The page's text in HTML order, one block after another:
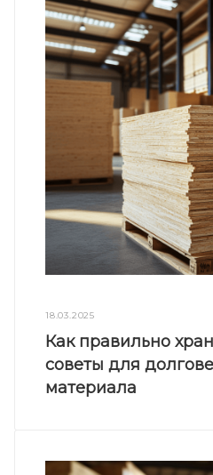
18.03.2025
Как правильно
советы для
материала